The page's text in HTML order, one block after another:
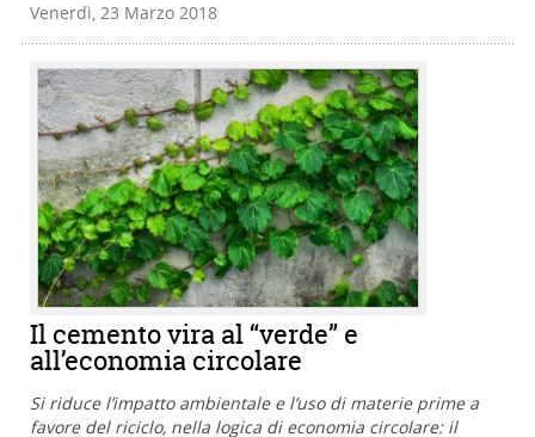
Venerdì, 23 Marzo 2018
Il cemento vira al “verde” e
all’economia circolare
Si riduce l’impatto ambientale e l’uso di materie prime a
favore del riciclo, nella logica di economia circolare: il